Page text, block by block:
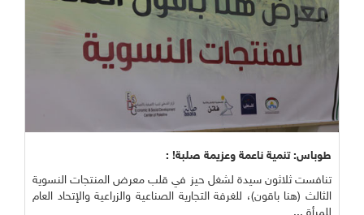
طوباس: تنمية ناعمة وعزيمة صلبة! :
تنافست ثلاثون سيدة لشغل حيز في قلب معرض المنتجات النسوية
الثالث (هنا باقون)، للغرفة التجارية الصناعية والزراعية والإتحاد العام